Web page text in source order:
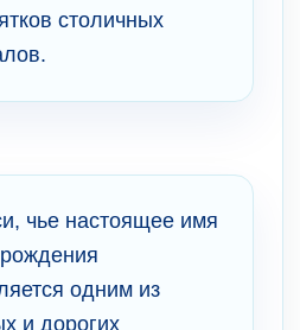
столичных
чье настоящее имя
одним из
и дорогих